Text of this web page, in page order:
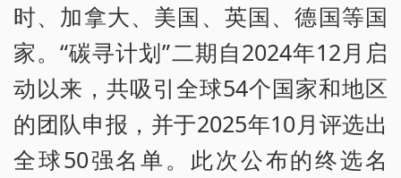
时、加拿大、美国、英国、德国等国
家。“碳寻计划”二期自2024年12月启
动以来，共吸引全球54个国家和地区
的团队申报，并于2025年10月评选出
全球50强名单。此次公布的终选名